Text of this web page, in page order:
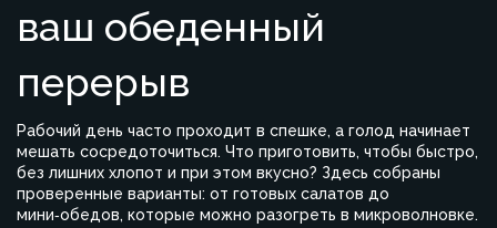
ваш обеденный
перерыв
Рабочий день часто проходит в спешке, а голод начинает
мешать сосредоточиться. Что приготовить, чтобы быстро,
без лишних хлопот и при этом вкусно? Здесь собраны
проверенные варианты: от готовых салатов до
мини‑обедов, которые можно разогреть в микроволновке.